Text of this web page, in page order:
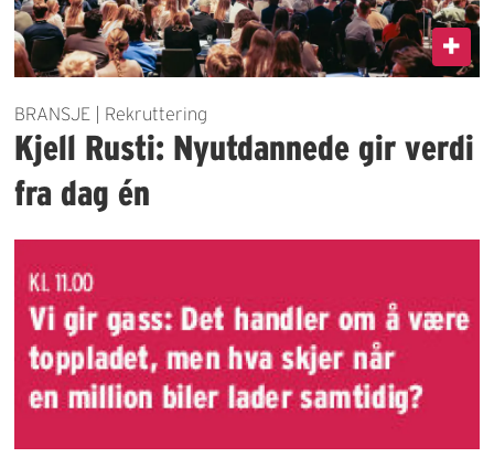
BRANSJE | Rekruttering
Kjell Rusti: Nyutdannede gir verdi
fra dag én